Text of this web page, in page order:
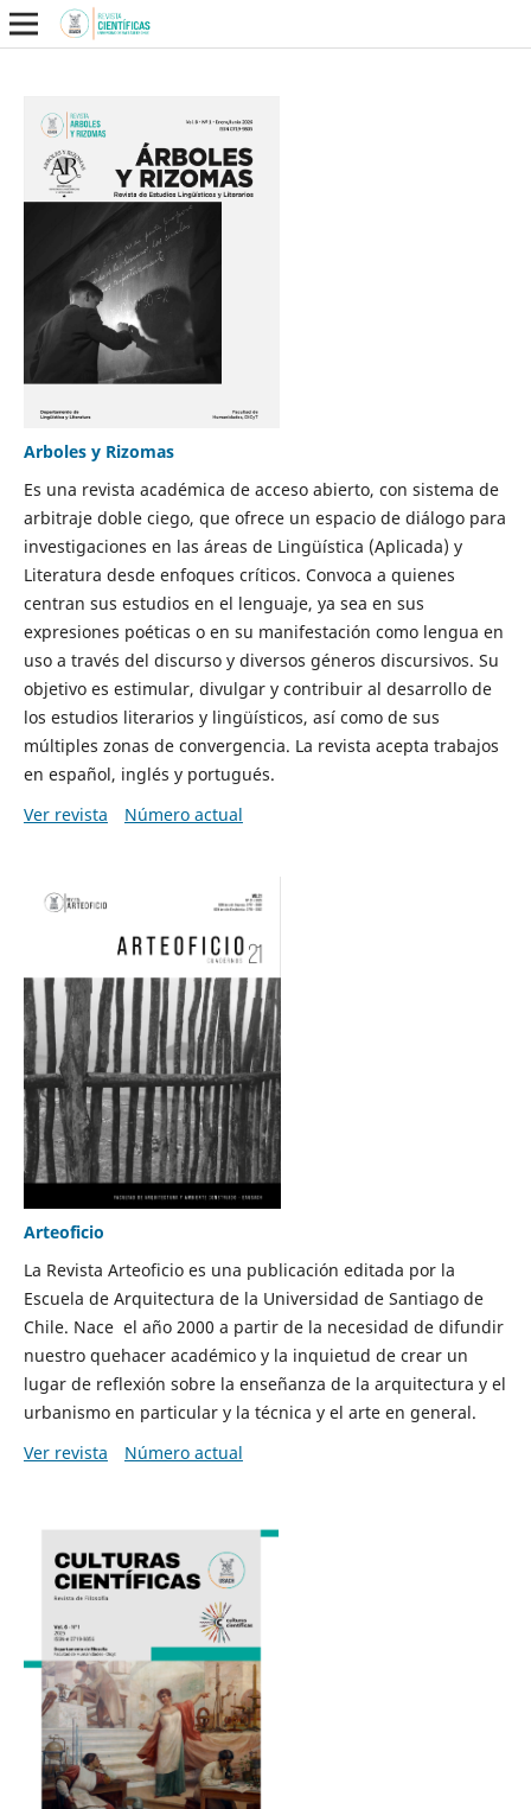
Arboles y Rizomas
Es una revista académica de acceso abierto, con sistema de
arbitraje doble ciego, que ofrece un espacio de diálogo para
investigaciones en las áreas de Lingüística (Aplicada) y
Literatura desde enfoques críticos. Convoca a quienes
centran sus estudios en el lenguaje, ya sea en sus
expresiones poéticas o en su manifestación como lengua en
uso a través del discurso y diversos géneros discursivos. Su
objetivo es estimular, divulgar y contribuir al desarrollo de
los estudios literarios y lingüísticos, así como de sus
múltiples zonas de convergencia. La revista acepta trabajos
en español, inglés y portugués.
Ver revista
Número actual
Arteoficio
La Revista Arteoficio es una publicación editada por la
Escuela de Arquitectura de la Universidad de Santiago de
Chile. Nace el año 2000 a partir de la necesidad de difundir
nuestro quehacer académico y la inquietud de crear un
lugar de reflexión sobre la enseñanza de la arquitectura y el
urbanismo en particular y la técnica y el arte en general.
Ver revista
Número actual